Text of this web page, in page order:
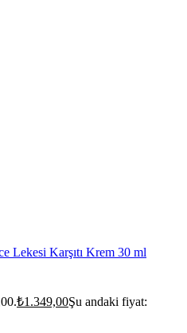
Lekesi Karşıtı Krem 30 ml
₺1.349,00Şu andaki fiyat: